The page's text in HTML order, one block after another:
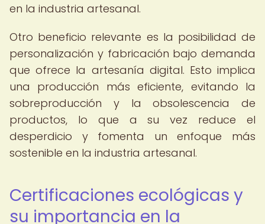
en la industria artesanal.
Otro beneficio relevante es la posibilidad de
personalización y fabricación bajo demanda
que ofrece la artesanía digital. Esto implica
una producción más eficiente, evitando la
sobreproducción y la obsolescencia de
productos, lo que a su vez reduce el
desperdicio y fomenta un enfoque más
sostenible en la industria artesanal.
Certificaciones ecológicas y
su importancia en la